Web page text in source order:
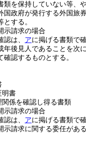
を保持していない等、
国政府が発行する外国旅
する。
示請求の場合
は、 アに掲げる書類で
年後見人であることを次
認するものとする。
明書
係を確認し得る書類
示請求の場合
は、 アに掲げる書類で
示請求に関する委任があ